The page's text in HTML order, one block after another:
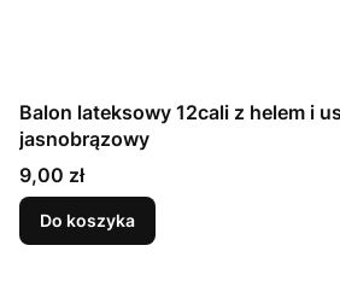
Balon lateksowy 12cali z helem i
jasnobrązowy
Cena
9,00 zł
Do koszyka